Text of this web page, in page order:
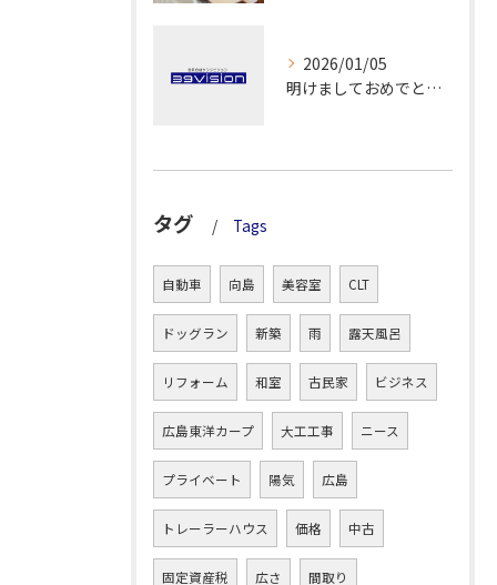
2026/01/05
明けましておめでとうございます！
タグ Tags
自動車 向島 美容室 CLT
ドッグラン 新築 雨 露天風呂
リフォーム 和室 古民家 ビジネス
広島東洋カープ 大工工事 ニース
プライベート 陽気 広島
トレーラーハウス 価格 中古
固定資産税 広さ 間取り